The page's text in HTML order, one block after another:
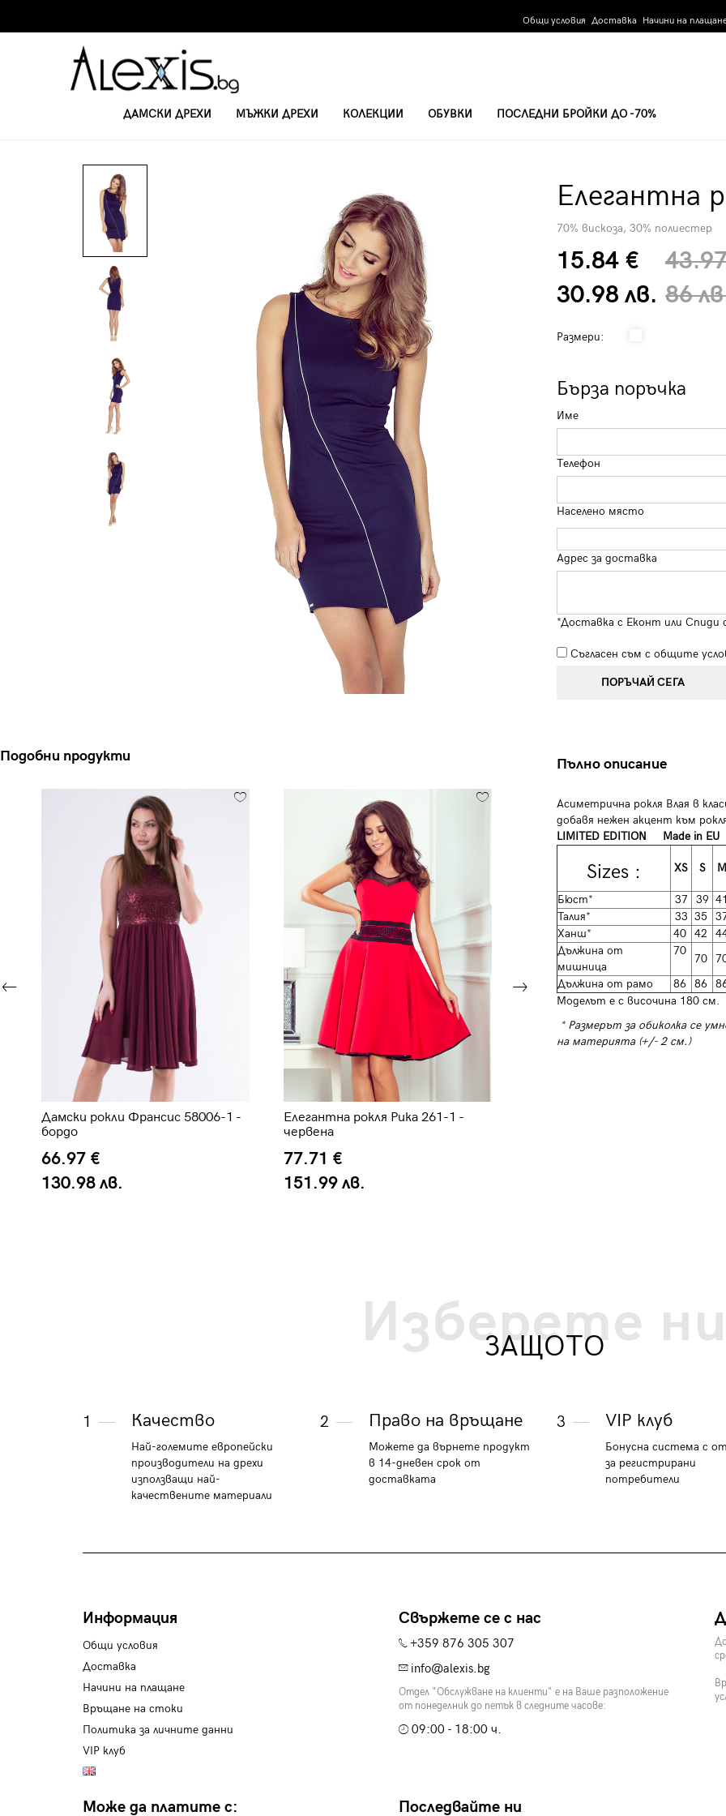
Общи условия Доставка Начини на
ДАМСКИ ДРЕХИ МЪЖКИ ДРЕХИ КОЛЕКЦИИ ОБУВКИ ПОСЛЕДНИ БРОЙКИ ДО -70%
Елегантна
70% вискоза, 30% полиестер
15.84 €
30.98 лв. 86
Размери:
Бърза поръчка
Име
Телефон
Населено място
Адрес за доставка
*Доставка с Еконт или
Съгласен съм с общите
ПОРЪЧАЙ СЕГА
Подобни продукти
Дамски рокли Франсис 58006-1 -
бордо
66.97 €
130.98 лв.
Елегантна рокля Рика 261-1 -
червена
77.71 €
151.99 лв.
Пълно описание
Асиметрична рокля Влая в
добавя нежен акцент към
LIMITED EDITION Made in EU
Sizes : XS S M
Бюст* 37 39 41
Талия*
33 35
Ханш*
40 42
Дължина от
мишница
70
70
Дължина от рамо 86 86
Моделът е с височина 180 см.
* Размерът за обиколка се
на материята (+/- 2 см.)
Изберете ни
ЗАЩОТО
1 Качество
Най-големите европейски
производители на дрехи
използващи най-
качествените материали
2 Право на връщане
Можете да върнете продукт
в 14-дневен срок от
доставката
3 VIP клуб
Бонусна система с
за регистрирани
потребители
Информация
Общи условия
Доставка
Начини на плащане
Връщане на стоки
Политика за личните данни
VIP клуб
Свържете се с нас
+359 876 305 307
info@alexis.bg
Отдел "Обслужване на клиенти" е на Ваше разположение
от понеделник до петък в следните часове:
09:00 - 18:00 ч.
Може да платите с: Последвайте ни